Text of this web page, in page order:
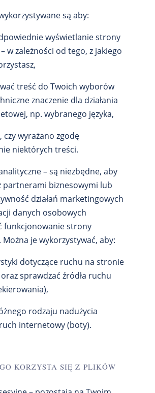
są aby:
wyświetlanie strony
w zależności od tego, z jakiego
treść do Twoich wyborów
znaczenie dla działania
np. wybranego języka,
czy wyrażano zgodę
niektórych treści.
– są niezbędne, aby
partnerami biznesowymi lub
działań marketingowych
danych osobowych
funkcjonowanie strony
je wykorzystywać, aby:
dotyczące ruchu na stronie
sprawdzać źródła ruchu
rodzaju nadużycia
internetowy (boty).
KORZYSTA SIĘ Z PLIKÓW